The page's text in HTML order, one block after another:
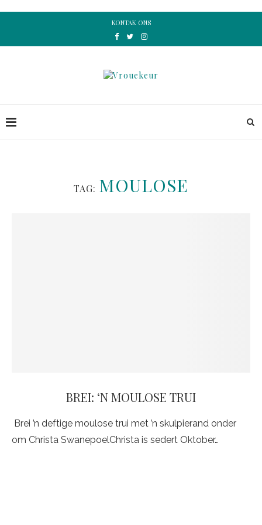
KONTAK ONS
TAG: MOULOSE
BREI: ‘N MOULOSE TRUI
Brei ’n deftige moulose trui met ’n skulpierand onder
om Christa SwanepoelChrista is sedert Oktober…